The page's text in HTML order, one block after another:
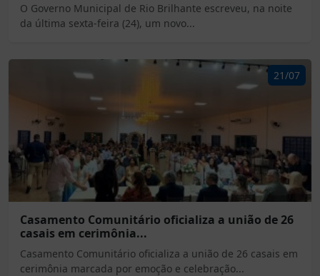
O Governo Municipal de Rio Brilhante escreveu, na noite
da última sexta-feira (24), um novo...
21/07
Casamento Comunitário oficializa a união de 26
casais em cerimônia...
Casamento Comunitário oficializa a união de 26 casais em
cerimônia marcada por emoção e celebração...